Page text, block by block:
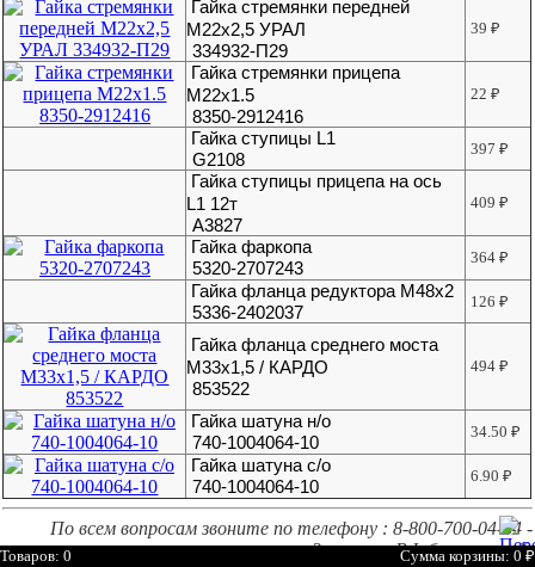
Товаров: 0 Сумма корзины: 0 ₽
Гайка стремянки передней
М22х2,5 УРАЛ
334932-П29
39₽
Гайка стремянки прицепа
М22х1.5
8350-2912416
22₽
Гайка ступицы L1
G2108
397₽
Гайка ступицы прицепа на ось
L1 12т
А3827
409₽
Гайка фаркопа
5320-2707243
364₽
Гайка фланца редуктора М48х2
5336-2402037
126₽
Гайка фланца среднего моста
М33х1,5 / КАРДО
853522
494₽
Гайка шатуна н/о
740-1004064-10
34.50₽
Гайка шатуна с/о
740-1004064-10
6.90₽
По всем вопросам звоните по телефону : 8-800-700-04-64 -
Звонок по РФ бесплатный.